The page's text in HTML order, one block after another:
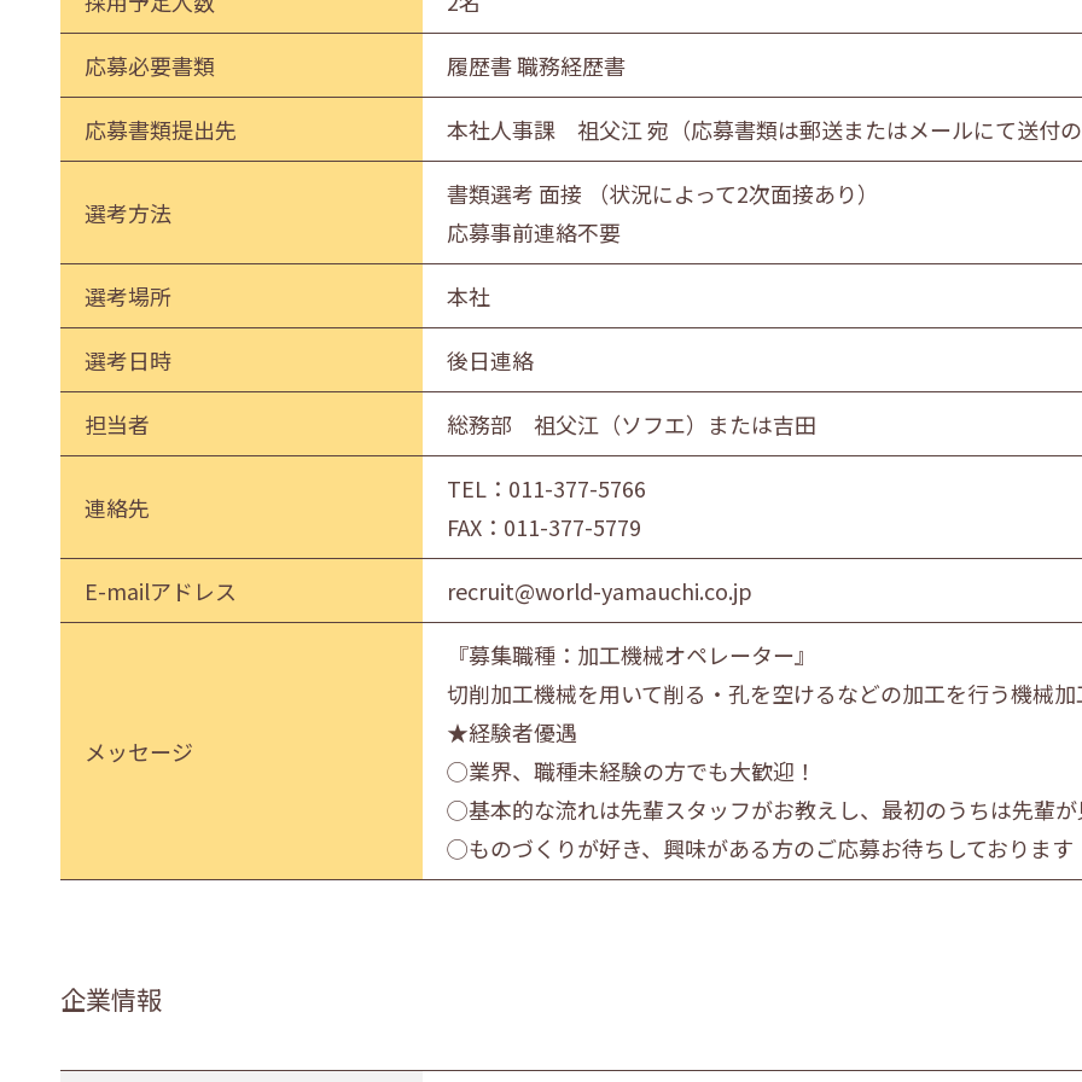
応募必要書類 履歴書 職務経歴書
応募書類提出先 本社人事課 祖父江 宛（応募書類は郵送またはメールにて送付
選考方法
書類選考 面接 （状況によって2次面接あり）
応募事前連絡不要
選考場所 本社
選考日時 後日連絡
担当者 総務部 祖父江（ソフエ）または吉田
連絡先
TEL： 011-377-5766
FAX：011-377-5779
E-mailアドレス recruit@world-yamauchi.co.jp
メッセージ
『募集職種：加工機械オペレーター』
切削加工機械を用いて削る・孔を空けるなどの加工を行う機械
★経験者優遇
◯業界、職種未経験の方でも大歓迎！
◯基本的な流れは先輩スタッフがお教えし、最初のうちは先輩
◯ものづくりが好き、興味がある方のご応募お待ちしております
企業情報